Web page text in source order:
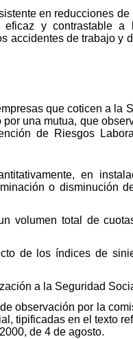
en reducciones
eficaz y contrastable
accidentes de trabajo y
que coticen a la
una mutua, que
de Riesgos
en
o disminución
volumen total de
de los índices de
a la Seguridad
observación por la
tipificadas en el texto
de 4 de agosto.